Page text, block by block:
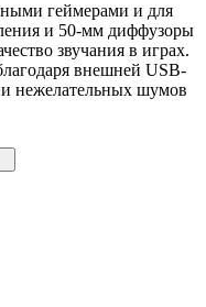
геймерами и для
и 50-мм диффузоры
звучания в играх.
внешней USB-
нежелательных шумов